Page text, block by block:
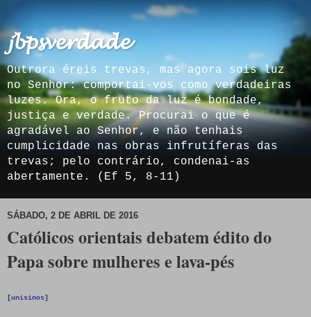
𝓳𝓫𝓹𝓼𝓿𝓮𝓻𝓭𝓪𝓭𝓮
Outrora éreis trevas, mas agora sois luz
no Senhor: comportai-vos como verdadeiras
luzes. Ora, o fruto da luz é bondade,
justiça e verdade. Procurai o que é
agradável ao Senhor, e não tenhais
cumplicidade nas obras infrutíferas das
trevas; pelo contrário, condenai-as
abertamente. (Ef 5, 8-11)
SÁBADO, 2 DE ABRIL DE 2016
Católicos orientais debatem édito do
Papa sobre mulheres e lava-pés
[unisinos]